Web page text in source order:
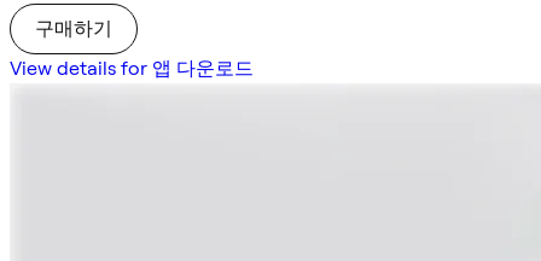
구매하기
View details for 앱 다운로드